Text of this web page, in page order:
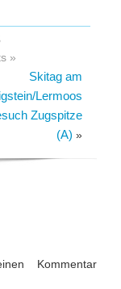
»
Skitag am
Lermoos
Zugspitze
(A) »
Kommentar